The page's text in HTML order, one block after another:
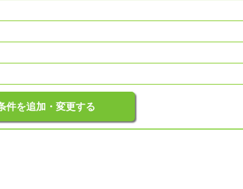
件を追加・変更する